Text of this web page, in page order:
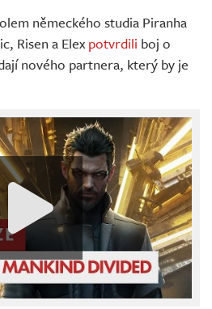
německého studia Piranha
Risen a Elexpotvrdili boj o
nového partnera, který by je